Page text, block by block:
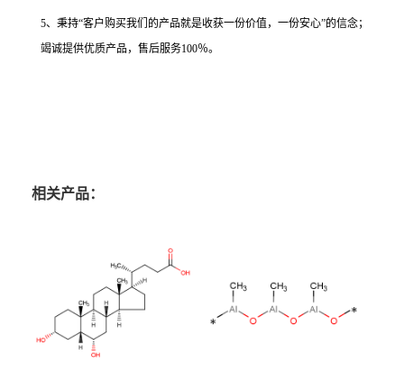
5、秉持“客户购买我们的产品就是收获一份价值，一份安心”的信念；
竭诚提供优质产品，售后服务100％。
相关产品：